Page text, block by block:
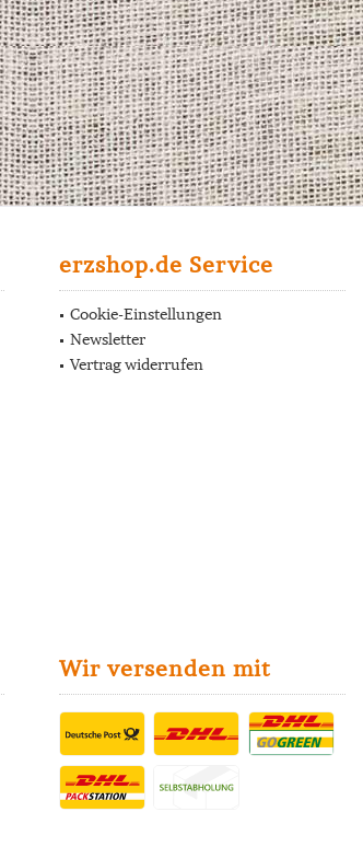
erzshop.de Service
Cookie-Einstellungen
Newsletter
Vertrag widerrufen
Wir versenden mit